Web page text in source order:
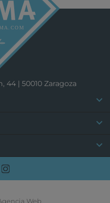
44 | 50010 Zaragoza



Web